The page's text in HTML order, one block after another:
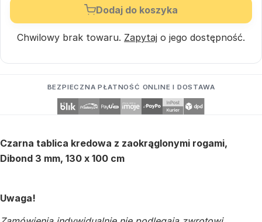
Dodaj do koszyka
Chwilowy brak towaru. Zapytaj o jego dostępność.
BEZPIECZNA PŁATNOŚĆ ONLINE I DOSTAWA
Czarna tablica kredowa z zaokrąglonymi rogami,
Dibond 3 mm, 130 x 100 cm
Uwaga!